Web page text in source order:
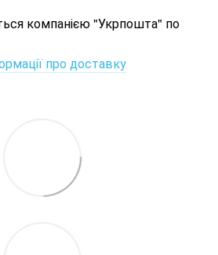
компанією "Укрпошта" по
про доставку